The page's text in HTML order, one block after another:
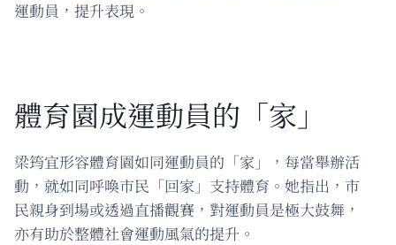
運動員，提升表現。
體育園成運動員的「家」
梁筠宜形容體育園如同運動員的「家」，每當舉辦活
動，就如同呼喚市民「回家」支持體育。她指出，市
民親身到場或透過直播觀賽，對運動員是極大鼓舞，
亦有助於整體社會運動風氣的提升。